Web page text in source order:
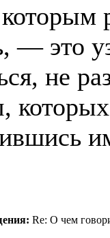
— это
не
Re: О чем